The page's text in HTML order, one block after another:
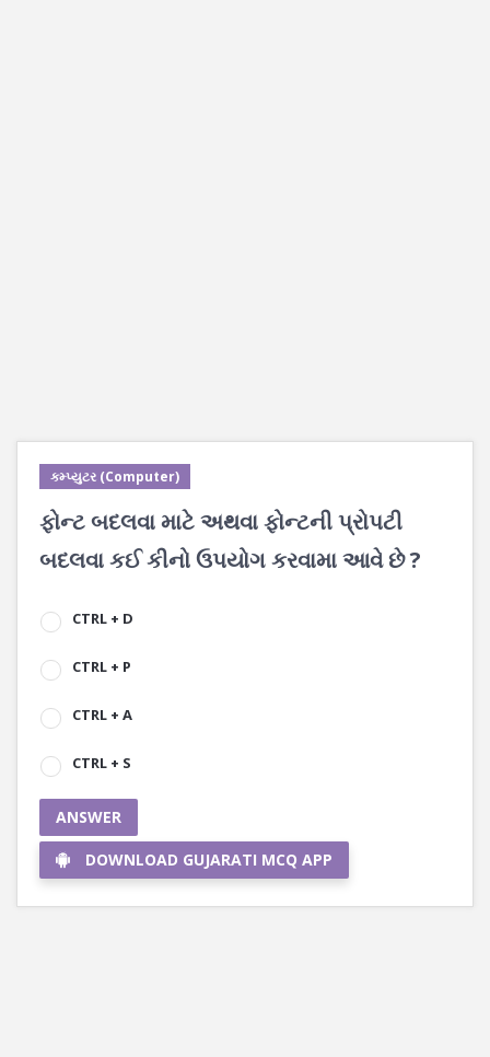
કમ્પ્યુટર (Computer)
ફોન્ટ બદલવા માટે અથવા ફોન્ટની પ્રોપટી
બદલવા કઈ કીનો ઉપયોગ કરવામા આવે છે ?
CTRL + D
CTRL + P
CTRL + A
CTRL + S
ANSWER
DOWNLOAD GUJARATI MCQ APP